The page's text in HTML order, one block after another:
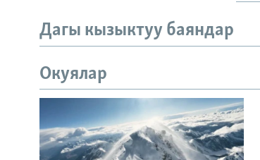
Дагы кызыктуу баяндар
Окуялар